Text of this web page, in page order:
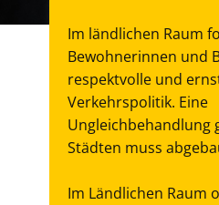
Im ländlichen Raum
Bewohnerinnen und
respektvolle und
Verkehrspolitik. Eine
Ungleichbehandlung
Städten muss
Im Ländlichen Raum